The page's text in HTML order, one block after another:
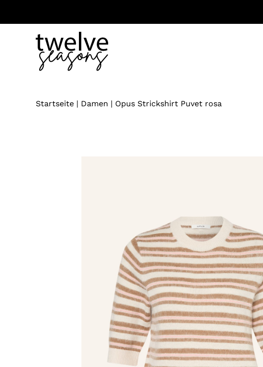
Startseite| Damen | Opus Strickshirt Puvet rosa